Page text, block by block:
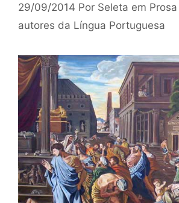
29/09/2014 Por Seleta em
autores da Língua Portuguesa